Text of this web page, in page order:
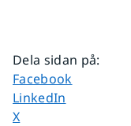
Dela sidan på:
Dela sidan på
Facebook
Dela sidan på
LinkedIn
Dela sidan på
X